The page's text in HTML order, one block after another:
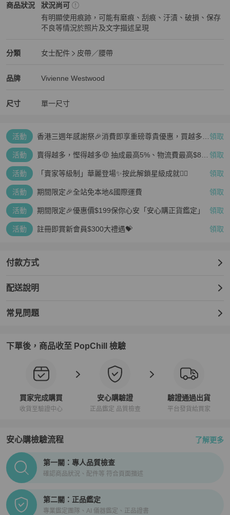
商品非全新，有任何問題請先提出再下單，任何問題都歡迎提出。也
可要求要看哪一部分的照片，我可以再照。
若有我漏看的嚴重瑕疵（應該沒有），請先與我聯絡，
商品狀況
Vivienne Westwood女士配件
狀況尚可
有明顯使用痕跡，可能有磨痕、刮痕、汙漬、破損、保存
不良等情況於照片及文字描述呈現
分類
Vivienne Westwood女士配件分類資訊
女士配件
皮帶／腰帶
品牌
Vivienne Westwood 精品女士配件
Vivienne Westwood
Vivienne Westwood 推薦清單
尺寸 單一尺寸
活動
香港三週年感謝祭🎉消費即享重磅尊貴優惠，買越多、 領取
活動
賣得越多，慳得越多🤑 抽成最高5%、物流費最高$800 領取
活動 「賣家等級制」華麗登場✨按此解鎖星級成就👆🏻 領取
活動 期間限定🎉全站免本地&國際運費 領取
活動 期間限定🎉優惠價$199保你心安「安心購正貨鑑定」 領取
活動 註冊即賞新會員$300大禮遇💝 領取
付款方式
配送說明
常見問題
下單後，商品收至 PopChill 檢驗
買家完成購買
收貨至驗證中心
安心購驗證
正品鑑定 品質檢查
驗證通過出貨
平台發貨給買家
安心購檢驗流程 了解更多
PopChill拍拍圈正品驗證、安心購檢驗流程介紹
第一關：專人品質檢查
確認商品狀況、配件等 符合頁面描述
第二關：正品鑑定
專業鑑定團隊、AI 儀器鑑定、正品證書